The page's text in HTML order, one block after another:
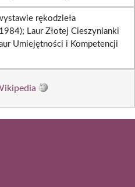
rękodzieła
Laur Złotej Cieszynianki
Umiejętności i Kompetencji